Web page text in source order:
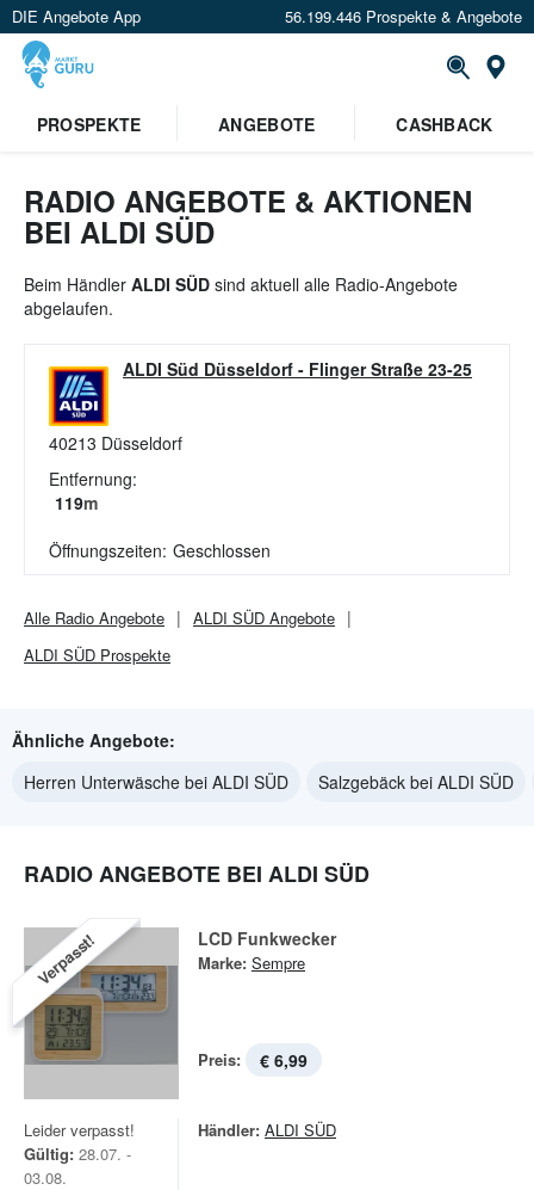
DIE Angebote App 56.199.446 Prospekte & Angebote
Standort festlegen
PROSPEKTE ANGEBOTE CASHBACK
RADIO ANGEBOTE & AKTIONEN
BEI ALDI SÜD
Beim Händler ALDI SÜD sind aktuell alle Radio-Angebote
abgelaufen.
ALDI Süd Düsseldorf - Flinger Straße 23-25
40213 Düsseldorf
Entfernung:
119m
Öffnungszeiten: Geschlossen
Alle Radio Angebote ALDI SÜD Angebote
ALDI SÜD Prospekte
Ähnliche Angebote:
Herren Unterwäsche bei ALDI SÜD
Salzgebäck bei ALDI SÜD
RADIO ANGEBOTE BEI ALDI SÜD
Verpasst! LCD Funkwecker
Marke: Sempre
Preis: € 6,99
Leider verpasst!
Gültig: 28.07. -
03.08.
Händler: ALDI SÜD